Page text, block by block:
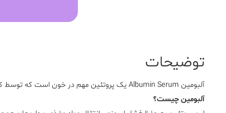
توضیحات
آلبومین Albumin Serum یک پروتئین مهم در خون است که توسط کبد تولید می‌شود و نقش‌های متعددی در بدن دارد.
آلبومین چیست؟